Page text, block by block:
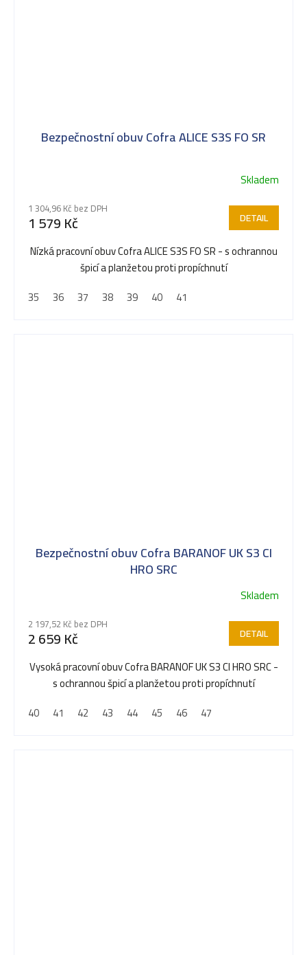
Bezpečnostní obuv Cofra ALICE S3S FO SR
Skladem
1 304,96 Kč bez DPH
1 579 Kč DETAIL
Nízká pracovní obuv Cofra ALICE S3S FO SR - s ochrannou
špicí a planžetou proti propíchnutí
35
36 37 38 39 40 41
Bezpečnostní obuv Cofra BARANOF UK S3 CI
HRO SRC
produktu
je
5,0
hvězdiček.
Skladem
2 197,52 Kč bez DPH
2 659 Kč DETAIL
Vysoká pracovní obuv Cofra BARANOF UK S3 CI HRO SRC -
s ochrannou špicí a planžetou proti propíchnutí
40
41 42 43 44 45 46 47